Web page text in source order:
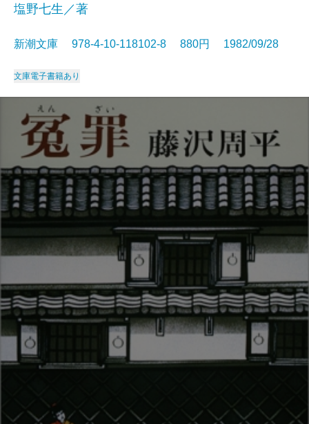
塩野七生／著
新潮文庫 978-4-10-118102-8 880円 1982/09/28
文庫電子書籍あり